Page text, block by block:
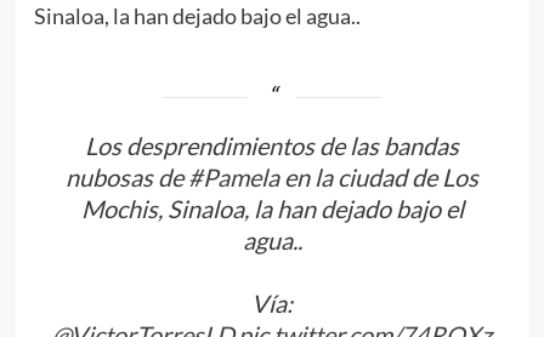
Sinaloa, la han dejado bajo el agua..
Los desprendimientos de las bandas
nubosas de#Pamelaen la ciudad de Los
Mochis, Sinaloa, la han dejado bajo el
agua..
Vía: